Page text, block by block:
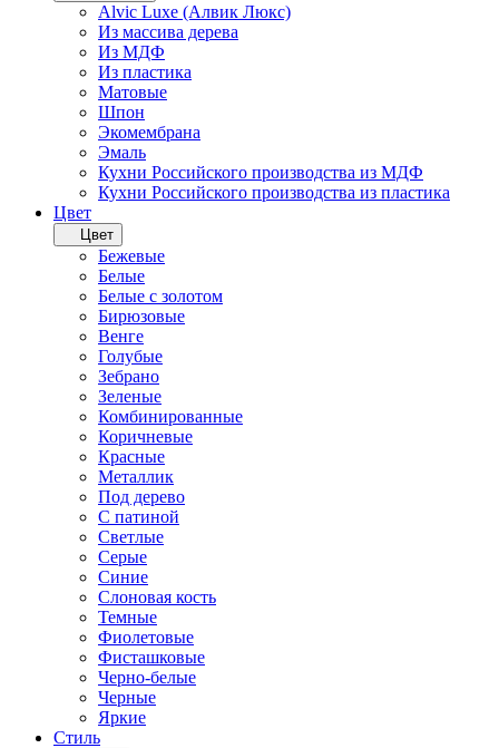
Alvic Luxe (Алвик Люкс)
Из массива дерева
Из МДФ
Из пластика
Матовые
Шпон
Экомембрана
Эмаль
Кухни Российского производства из МДФ
Кухни Российского производства из пластика
Цвет
Цвет
Бежевые
Белые
Белые с золотом
Бирюзовые
Венге
Голубые
Зебрано
Зеленые
Комбинированные
Коричневые
Красные
Металлик
Под дерево
С патиной
Светлые
Серые
Синие
Слоновая кость
Темные
Фиолетовые
Фисташковые
Черно-белые
Черные
Яркие
Стиль